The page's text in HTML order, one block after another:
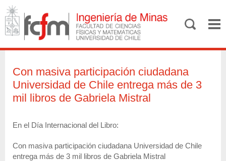
Con masiva participación ciudadana
Universidad de Chile entrega más de 3
mil libros de Gabriela Mistral
En el Día Internacional del Libro:
Con masiva participación ciudadana Universidad de Chile
entrega más de 3 mil libros de Gabriela Mistral